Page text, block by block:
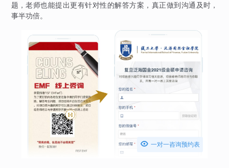
题，老师也能提出更有针对性的解答方案，真正做到沟通及时，
事半功倍。
 一对一咨询预约表